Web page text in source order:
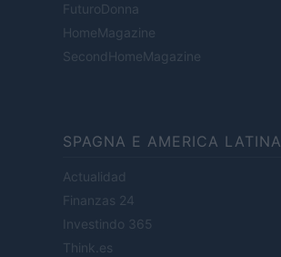
FuturoDonna
HomeMagazine
SecondHomeMagazine
SPAGNA E AMERICA LATINA
Actualidad
Finanzas 24
Investindo 365
Think.es